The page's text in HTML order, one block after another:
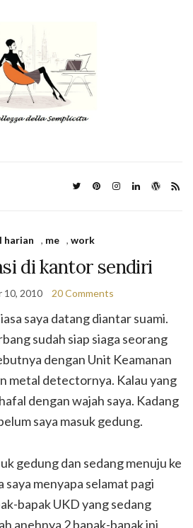
harian , me , work
di kantor sendiri
10, 2010 20 Comments
saya datang diantar suami.
sudah siap siaga seorang
dengan Unit Keamanan
metal detectornya. Kalau yang
dengan wajah saya. Kadang
saya masuk gedung.
gedung dan sedang menuju ke
menyapa selamat pagi
bapak UKD yang sedang
anehnya 2 bapak-bapak ini